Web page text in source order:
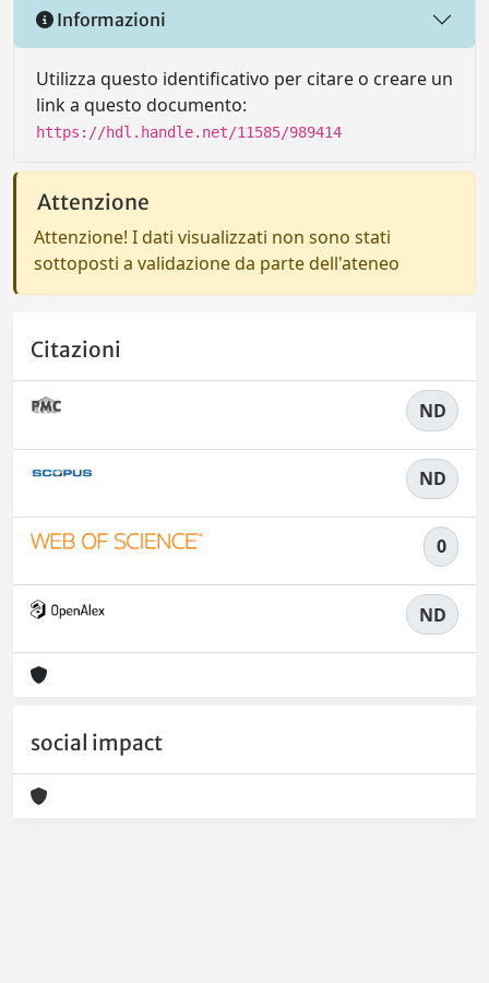
Informazioni
Utilizza questo identificativo per citare o creare un
link a questo documento:
https://hdl.handle.net/11585/989414
Attenzione
Attenzione! I dati visualizzati non sono stati
sottoposti a validazione da parte dell'ateneo
Citazioni
ND
ND
0
ND
social impact